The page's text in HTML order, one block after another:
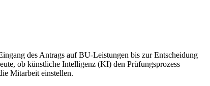
des Antrags auf BU-Leistungen bis zur Entscheidung
ob künstliche Intelligenz (KI) den Prüfungsprozess
Mitarbeit einstellen.